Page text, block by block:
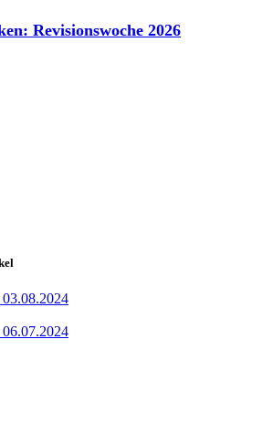
Revisionswoche 2026
03.08.2024
06.07.2024